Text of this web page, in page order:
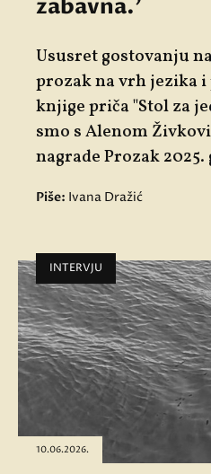
zabavna.'
Ususret gostovanju
prozak na vrh jezika
knjige priča "Stol za
smo s Alenom
nagrade Prozak 2025.
Piše: Ivana Dražić
INTERVJU
10.06.2026.